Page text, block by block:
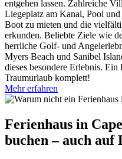
entgehen lassen. Zahlreiche
Liegeplatz am Kanal, Pool
Boot zu mieten und die
erkunden. Beliebte Ziele wie
herrliche Golf- und
Myers Beach und Sanibel
dieses besondere Erlebnis.
Traumurlaub komplett!
Mehr erfahren
Ferienhaus in
buchen – auch auf